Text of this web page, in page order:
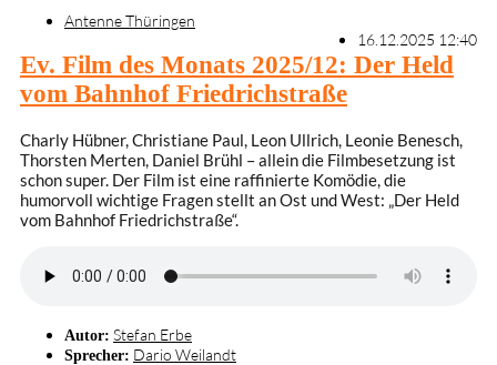
Antenne Thüringen
16.12.2025 12:40
Ev. Film des Monats 2025/12: Der Held
vom Bahnhof Friedrichstraße
Charly Hübner, Christiane Paul, Leon Ullrich, Leonie Benesch,
Thorsten Merten, Daniel Brühl – allein die Filmbesetzung ist
schon super. Der Film ist eine raffinierte Komödie, die
humorvoll wichtige Fragen stellt an Ost und West: „Der Held
vom Bahnhof Friedrichstraße“.
Autor: Stefan Erbe
Sprecher: Dario Weilandt